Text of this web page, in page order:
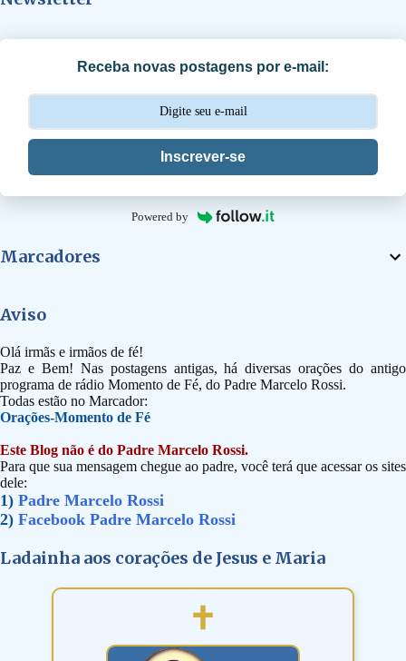
s
Receba novas postagens por e-mail:
Inscrever-se
Powered by
Marcadores
Aviso
Olá irmãs e irmãos de fé!
Paz e Bem! Nas postagens antigas, há diversas orações do antigo
programa de rádio Momento de Fé, do Padre Marcelo Rossi.
Todas estão no Marcador:
Orações-Momento de Fé
Este Blog não é do Padre Marcelo Rossi.
Para que sua mensagem chegue ao padre, você terá que acessar os sites
dele:
1) Padre Marcelo Rossi
2) Facebook Padre Marcelo Rossi
Ladainha aos corações de Jesus e Maria